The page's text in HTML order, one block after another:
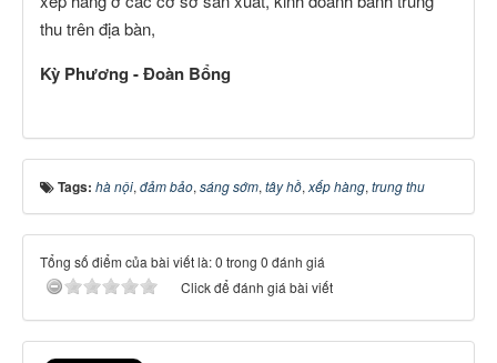
thu trên địa bàn,
Kỳ Phương - Đoàn Bổng
Tags: hà nội, đảm bảo, sáng sớm, tây hồ, xếp hàng, trung thu
Tổng số điểm của bài viết là: 0 trong 0 đánh giá
Click để đánh giá bài viết